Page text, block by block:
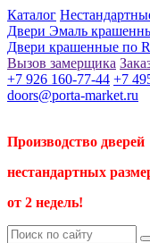
Каталог
Двери Эмаль
Двери крашенные по
Вызов замерщика
+7 926 160-77-44 +7
doors@porta-market.ru
Производство дверей
нестандартных
от 2 недель!